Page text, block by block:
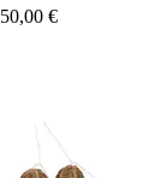
50,00 €